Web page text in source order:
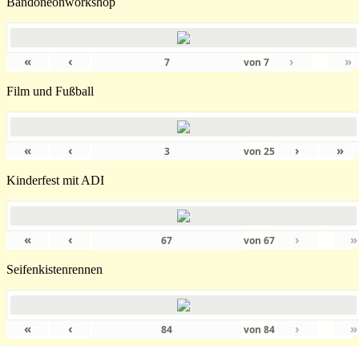
« ‹ von7 › »
Film und Fußball
« ‹ von25 › »
Kinderfest mit ADI
« ‹ von67 › »
Seifenkistenrennen
« ‹ von84 › »